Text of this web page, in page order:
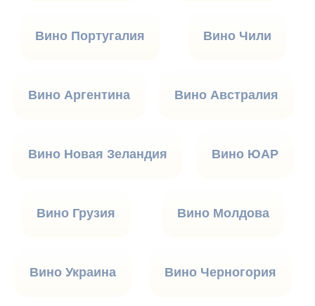
Вино Португалия Вино Чили
Вино Аргентина Вино Австралия
Вино Новая Зеландия Вино ЮАР
Вино Грузия Вино Молдова
Вино Украина Вино Черногория